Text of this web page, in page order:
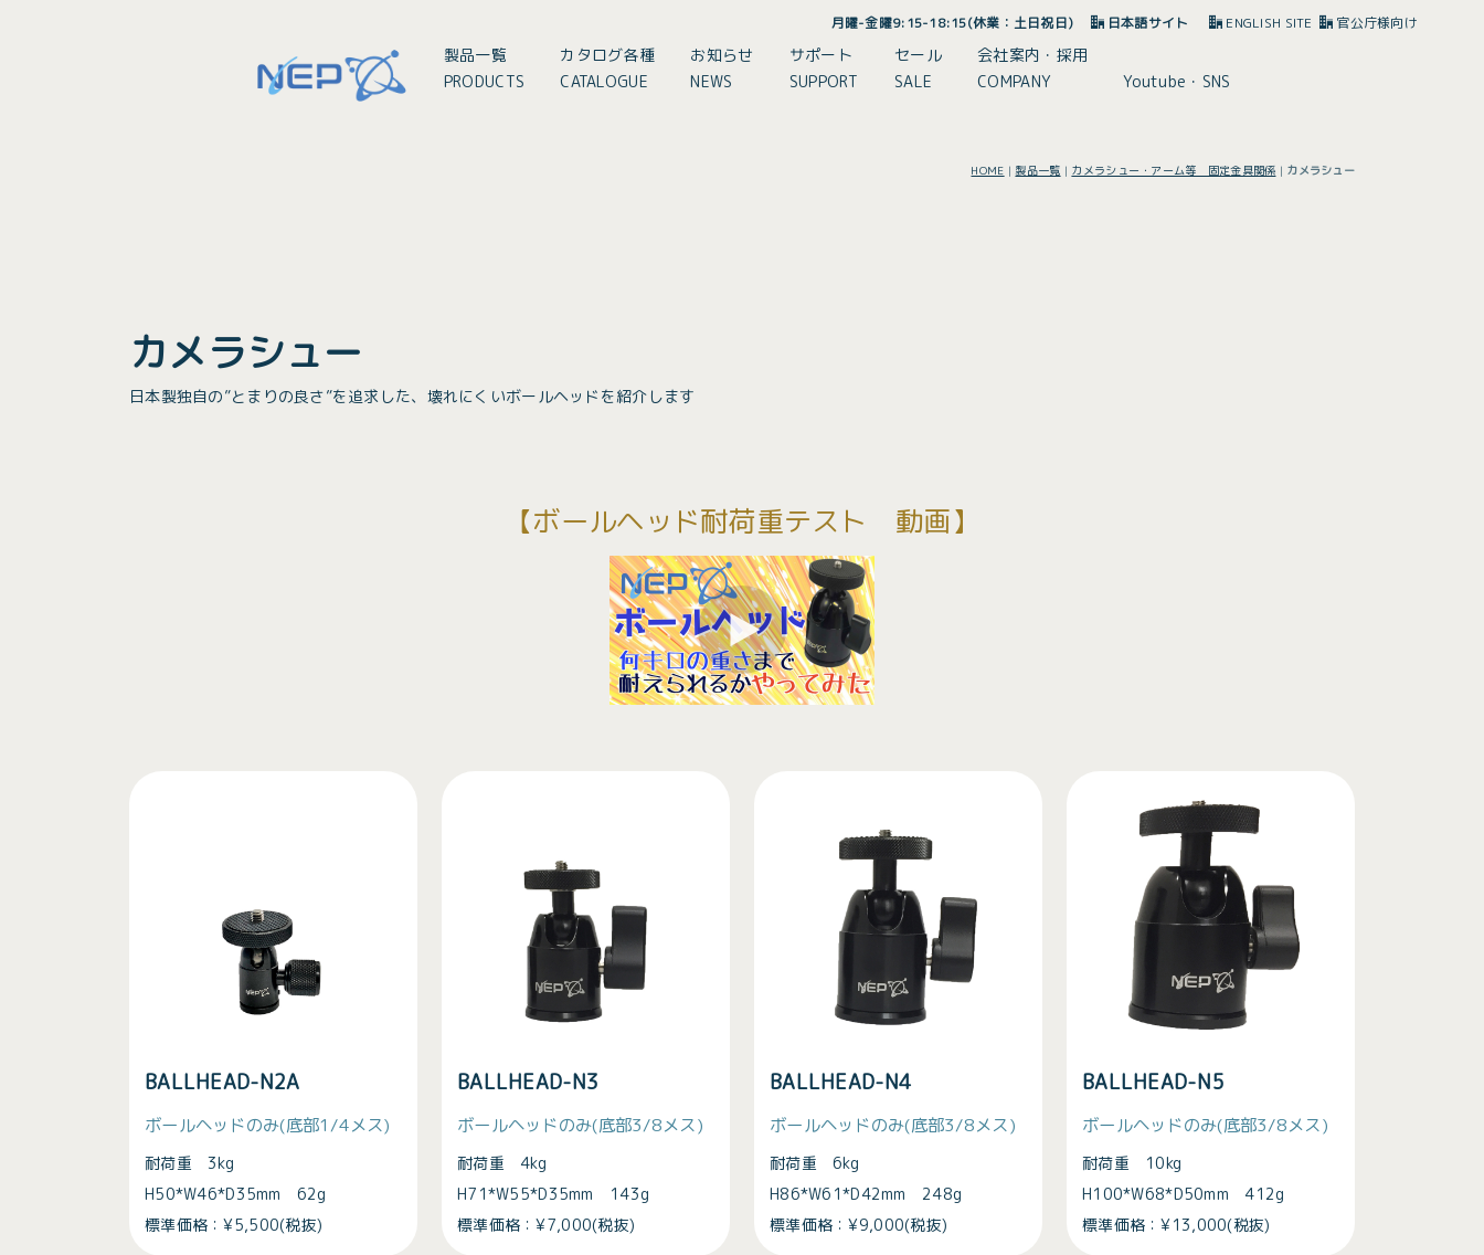
月曜-金曜9:15-18:15(休業：土日祝日) 日本語サイト ENGLISH SITE 官公庁様向け
製品一覧
PRODUCTS
カタログ各種
CATALOGUE
お知らせ
NEWS
サポート
SUPPORT
セール
SALE
会社案内・採用
COMPANY
Youtube・SNS
HOME |製品一覧 | カメラシュー・アーム等 固定金具関係 | カメラシュー
カメラシュー
日本製独自の”とまりの良さ”を追求した、壊れにくいボールヘッドを紹介します
【ボールヘッド耐荷重テスト 動画】
BALLHEAD-N2A
ボールヘッドのみ(底部1/4メス)
耐荷重 3kg
H50*W46*D35mm 62g
標準価格：¥5,500(税抜)
BALLHEAD-N3
ボールヘッドのみ(底部3/8メス)
耐荷重 4kg
H71*W55*D35mm 143g
標準価格：¥7,000(税抜)
BALLHEAD-N4
ボールヘッドのみ(底部3/8メス)
耐荷重 6kg
H86*W61*D42mm 248g
標準価格：¥9,000(税抜)
BALLHEAD-N5
ボールヘッドのみ(底部3/8メス)
耐荷重 10kg
H100*W68*D50mm 412g
標準価格：¥13,000(税抜)